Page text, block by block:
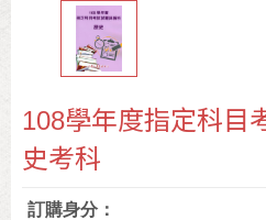
108學年度指定科目
史考科
訂購身分